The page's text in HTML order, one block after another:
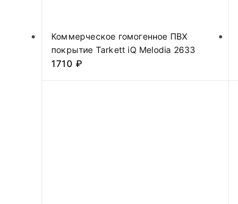
Коммерческое гомогенное ПВХ
покрытие Tarkett iQ Melodia 2633
1710 ₽